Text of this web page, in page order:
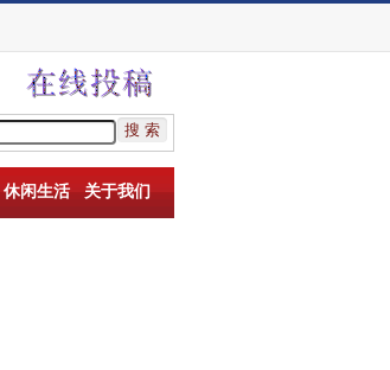
休闲生活 关于我们